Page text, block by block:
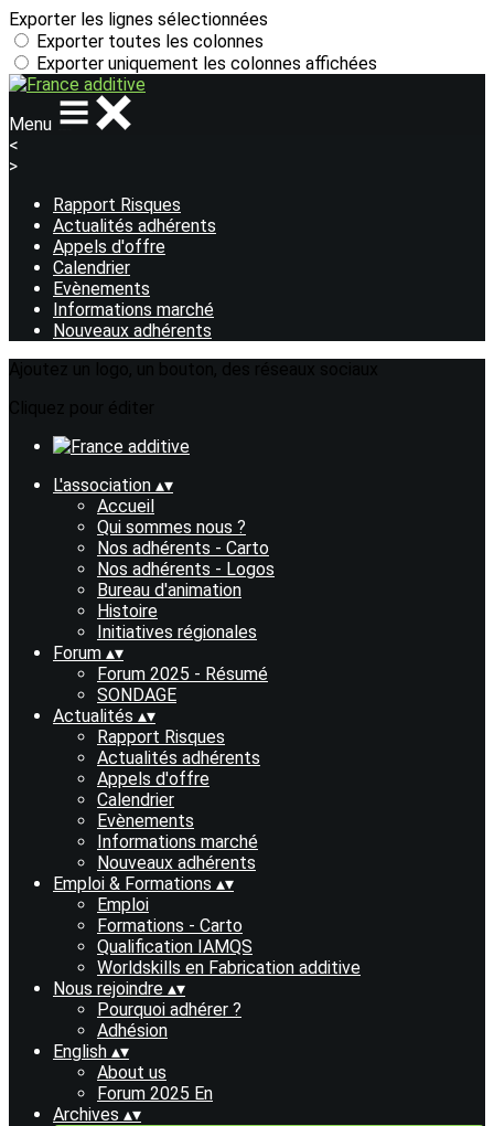
Exporter les lignes sélectionnées
Exporter toutes les colonnes
Exporter uniquement les colonnes affichées
Menu
<
>
Rapport Risques
Actualités adhérents
Appels d'offre
Calendrier
Evènements
Informations marché
Nouveaux adhérents
L'association ▴▾
Accueil
Qui sommes nous ?
Nos adhérents - Carto
Nos adhérents - Logos
Bureau d'animation
Histoire
Initiatives régionales
Forum ▴▾
Forum 2025 - Résumé
SONDAGE
Actualités ▴▾
Rapport Risques
Actualités adhérents
Appels d'offre
Calendrier
Evènements
Informations marché
Nouveaux adhérents
Emploi & Formations ▴▾
Emploi
Formations - Carto
Qualification IAMQS
Worldskills en Fabrication additive
Nous rejoindre ▴▾
Pourquoi adhérer ?
Adhésion
English ▴▾
About us
Forum 2025 En
Archives ▴▾